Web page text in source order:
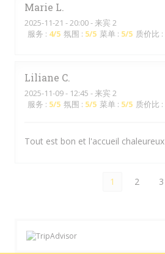
Marie L
2025-11-21 - 20:00 - 来宾 2
服务 : 4/5 氛围 : 5/5 菜单 : 5/5 质价比 :
Liliane C
2025-11-09- 12:45 - 来宾 2
服务 : 5/5 氛围 : 5/5 菜单 : 5/5 质价比 :
Tout est bon et l'accueil chaleureux
1 2 3